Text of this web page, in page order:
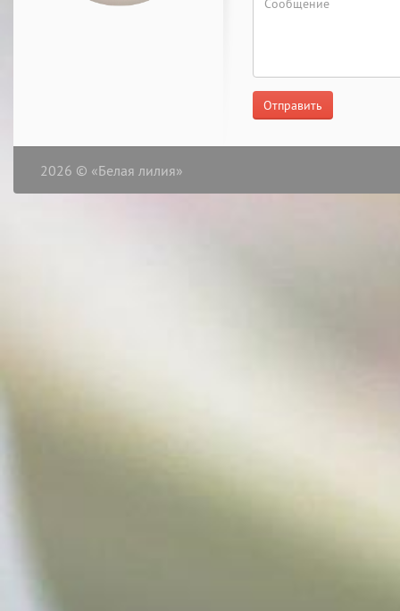
Отправить
2026 © «Белая лилия»